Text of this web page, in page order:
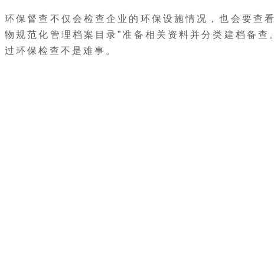
环保督查不仅会检查企业的环保设施情况，也会要查
物规范化管理档案目录”准备相关资料并分类建档备
过环保检查不是难事。